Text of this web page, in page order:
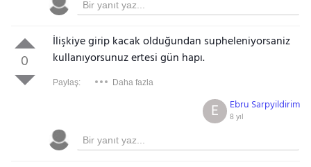
0
İlişkiye girip kacak olduğundan supheleniyorsaniz
kullanıyorsunuz ertesi gün hapı.
Paylaş: Daha fazla
Ebru Sarpyildirim
8 yıl
E